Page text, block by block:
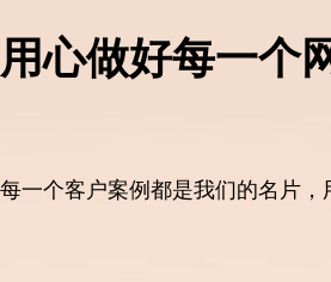
用心做好每一个
每一个客户案例都是我们的名片